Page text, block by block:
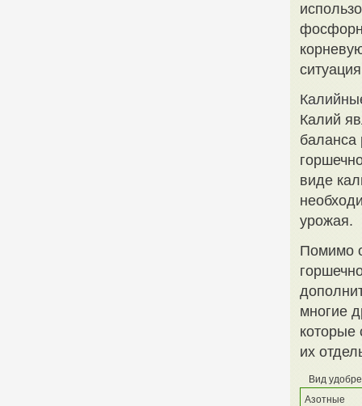
Калий
баланса
виде
урожая.
Помимо
многие
которые
их
Вид
Азотные